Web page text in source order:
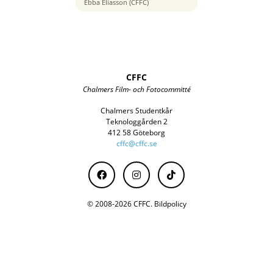
Ebba Eliasson (CFFC)
CFFC
Chalmers Film- och Fotocommitté
Chalmers Studentkår
Teknologgården 2
412 58 Göteborg
cffc@cffc.se
© 2008-2026 CFFC. Bildpolicy